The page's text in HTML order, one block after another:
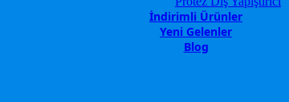
İndirimli Ürünler
Yeni Gelenler
Blog